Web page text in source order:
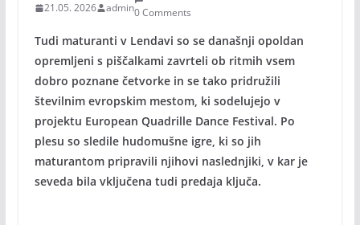
21.05. 2026 admin0 Comments
Tudi maturanti v Lendavi so se današnji opoldan
opremljeni s piščalkami zavrteli ob ritmih vsem
dobro poznane četvorke in se tako pridružili
številnim evropskim mestom, ki sodelujejo v
projektu European Quadrille Dance Festival. Po
plesu so sledile hudomušne igre, ki so jih
maturantom pripravili njihovi naslednjiki, v kar je
seveda bila vključena tudi predaja ključa.